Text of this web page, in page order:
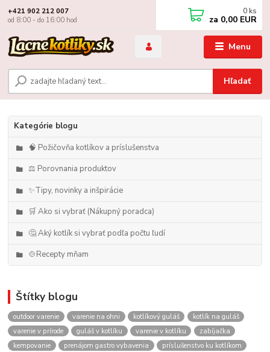
Menu
Hľadať
+421 902 212 007
od 8:00 - do 16:00 hod
0 ks
za 0,00 EUR
Kategórie blogu
🧠 Požičovňa kotlíkov a príslušenstva
⚖️ Porovnania produktov
✨Tipy, novinky a inšpirácie
🛒 Ako si vybrať (Nákupný poradca)
🤔 Aký kotlík si vybrať podľa počtu ľudí
🍲Recepty mňam
Štítky blogu
outdoor varenie varenie na ohni kotlíkový guláš
kotlík na guláš
varenie v prírode
guláš v kotlíku varenie v kotlíku
zabíjačka
kempovanie
prenájom gastro vybavenia
príslušenstvo ku kotlíkom